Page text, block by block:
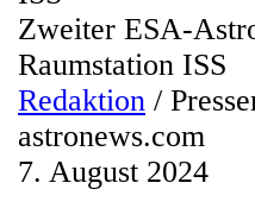
Zweiter ESA-
Raumstation ISS
Redaktion /
astronews.com
7. August 2024